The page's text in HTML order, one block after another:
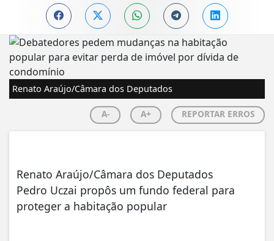
Renato Araújo/Câmara dos Deputados
A- A+ REPORTAR ERROS
Renato Araújo/Câmara dos Deputados
Pedro Uczai propôs um fundo federal para
proteger a habitação popular